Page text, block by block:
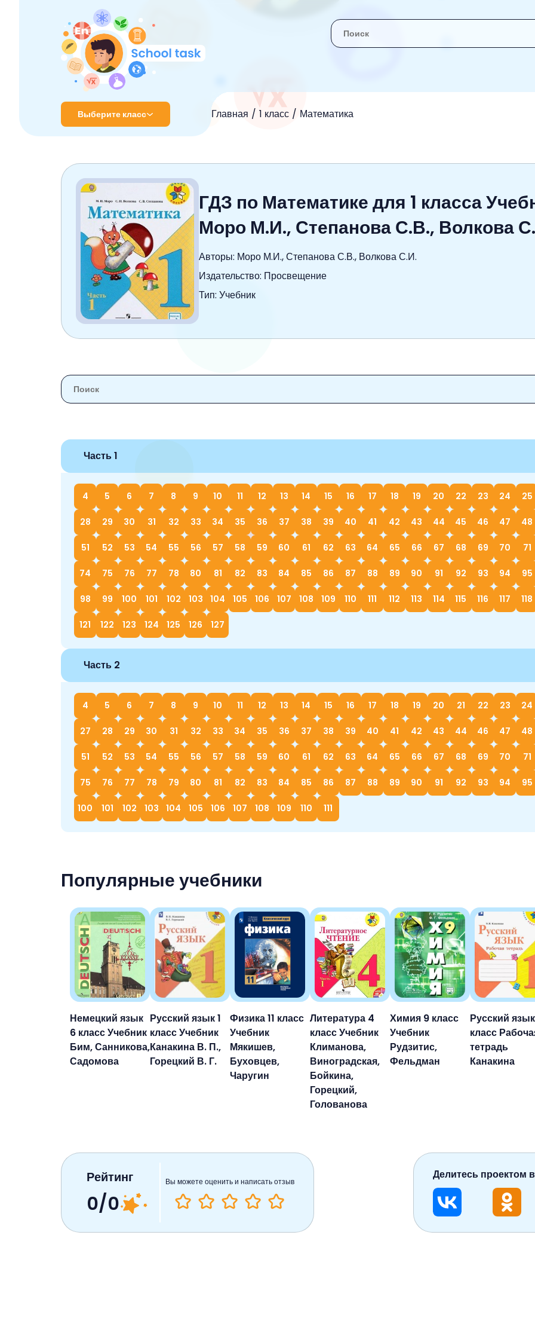
Выберите класс Главная 1 класс Математика
3 класс
4 класс
5 класс
6 класс
7 класс
8 класс
10 класс
11 класс
ГДЗ по Математике для 1 класса
Моро М.И., Степанова С.В., Волкова
Авторы: Моро М.И., Степанова С.В., Волкова С.И.
Издательство: Просвещение
Тип: Учебник
Часть 1
4 5 6 7 8 9 10 11 12 13 14 15 16 17 18 19 20 22 23 24 25
28 29 30 31 32 33 34 35 36 37 38 39 40 41 42 43 44 45 46 47 48
51 52 53 54 55 56 57 58 59 60 61 62 63 64 65 66 67 68 69 70 71
74 75 76 77 78 80 81 82 83 84 85 86 87 88 89 90 91 92 93 94 95
98 99 100 101 102 103 104 105 106 107 108 109 110 111 112 113 114 115 116 117 118
121 122 123 124 125 126 127
Часть 2
4 5 6 7 8 9 10 11 12 13 14 15 16 17 18 19 20 21 22 23 24
27 28 29 30 31 32 33 34 35 36 37 38 39 40 41 42 43 44 46 47 48
51 52 53 54 55 56 57 58 59 60 61 62 63 64 65 66 67 68 69 70 71
75 76 77 78 79 80 81 82 83 84 85 86 87 88 89 90 91 92 93 94 95
100 101 102 103 104 105 106 107 108 109 110 111
Популярные учебники
Немецкий язык
6 класс Учебник
Бим, Санникова,
Садомова
Русский язык 1
класс Учебник
Канакина В. П.,
Горецкий В. Г.
Физика 11 класс
Учебник
Мякишев,
Буховцев,
Чаругин
Литература 4
класс Учебник
Климанова,
Виноградская,
Бойкина,
Горецкий,
Голованова
Химия 9 класс
Учебник
Рудзитис,
Фельдман
Русский
класс
тетрадь
Канакина
Рейтинг
0/0
Вы можете оценить и написать отзыв Делитесь проектом